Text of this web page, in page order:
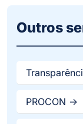
Outros
PROCON ->